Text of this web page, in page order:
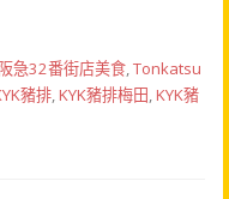
阪急32番街店美食 Tonkatsu
豬排 KYK豬排梅田 KYK豬